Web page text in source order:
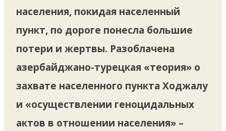
населения, покидая населенный
пункт, по дороге понесла большие
потери и жертвы. Разоблачена
азербайджано-турецкая «теория» о
захвате населенного пункта Ходжалу
и «осуществлении геноцидальных
актов в отношении населения» –